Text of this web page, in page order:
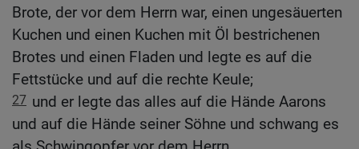
Brote, der vor dem Herrn war, einen ungesäuerten
Kuchen und einen Kuchen mit Öl bestrichenen
Brotes und einen Fladen und legte es auf die
Fettstücke und auf die rechte Keule;
27 und er legte das alles auf die Hände Aarons
und auf die Hände seiner Söhne und schwang es